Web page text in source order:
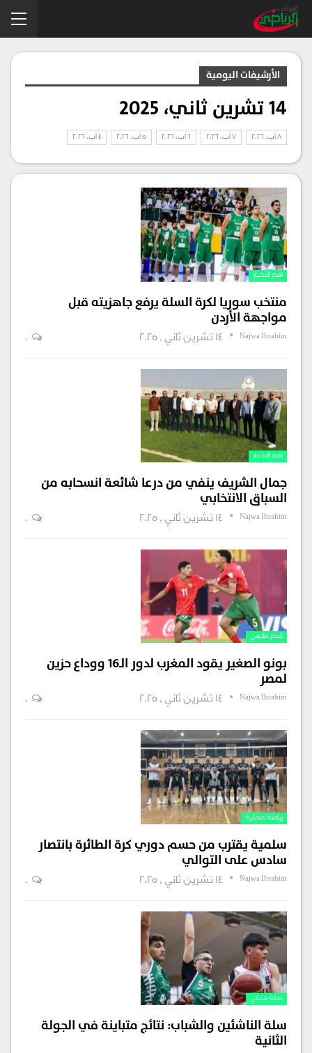
الأرشيفات اليومية
14 تشرين ثاني، 2025
اهم الاخبار
منتخب سوريا لكرة السلة يرفع جاهزيته قبل
مواجهة الأردن
Najwa Ibrahim 14 تشرين ثاني , 2025 0
اهم الاخبار
جمال الشريف ينفي من درعا شائعة انسحابه من
السباق الانتخابي
Najwa Ibrahim 14 تشرين ثاني , 2025 0
قدم عالمي
بونو الصغير يقود المغرب لدور الـ16 ووداع حزين
لمصر
Najwa Ibrahim 14 تشرين ثاني , 2025 0
رياضة محلية
سلمية يقترب من حسم دوري كرة الطائرة بانتصار
سادس على التوالي
Najwa Ibrahim 14 تشرين ثاني , 2025 0
سلة محلي
سلة الناشئين والشباب: نتائج متباينة في الجولة
الثانية